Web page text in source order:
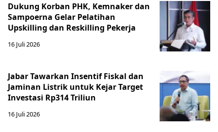
Dukung Korban PHK, Kemnaker dan
Sampoerna Gelar Pelatihan
Upskilling dan Reskilling Pekerja
16 Juli 2026
Jabar Tawarkan Insentif Fiskal dan
Jaminan Listrik untuk Kejar Target
Investasi Rp314 Triliun
16 Juli 2026